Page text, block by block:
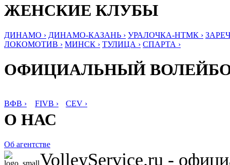
ЖЕНСКИЕ КЛУБЫ
ДИНАМО › ДИНАМО-КАЗАНЬ › УРАЛОЧКА-НТМК ›
ЛОКОМОТИВ › МИНСК › ТУЛИЦА › СПАРТА ›
ОФИЦИАЛЬНЫЙ
ВФВ › FIVB › CEV ›
О НАС
Об агентстве
VolleyService.ru -